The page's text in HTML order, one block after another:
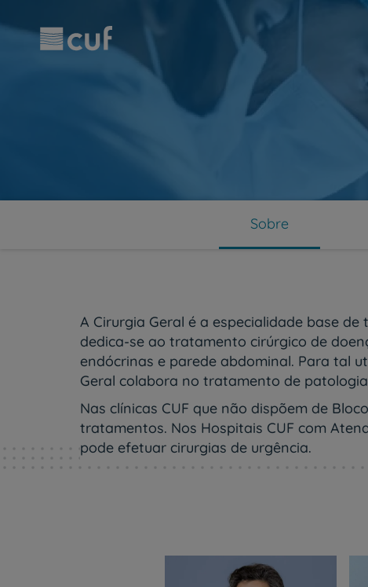
este
ajustar
para
conteúdo
Sobre
A Cirurgia Geral é a especialidade base
dedica-se ao tratamento cirúrgico de
endócrinas e parede abdominal. Para tal
Geral colabora no tratamento de
Nas clínicas CUF que não dispõem de
tratamentos. Nos Hospitais CUF com
pode efetuar cirurgias de urgência.